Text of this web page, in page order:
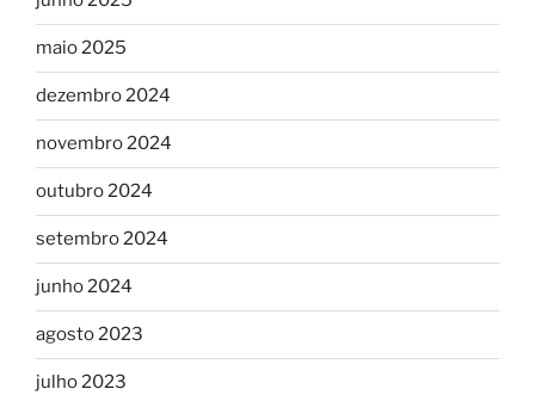
maio 2025
dezembro 2024
novembro 2024
outubro 2024
setembro 2024
junho 2024
agosto 2023
julho 2023